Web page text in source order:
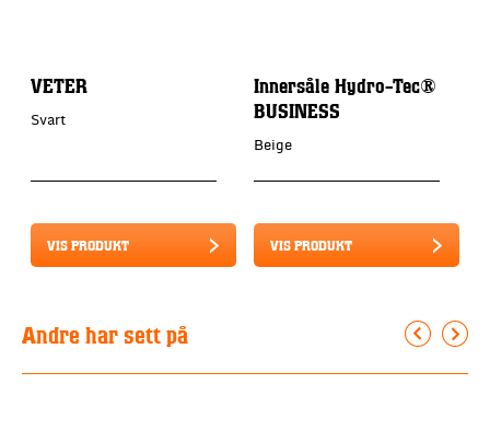
VETER
Svart
VIS PRODUKT
Innersåle Hydro-Tec®
BUSINESS
Beige
VIS PRODUKT
Andre har sett på